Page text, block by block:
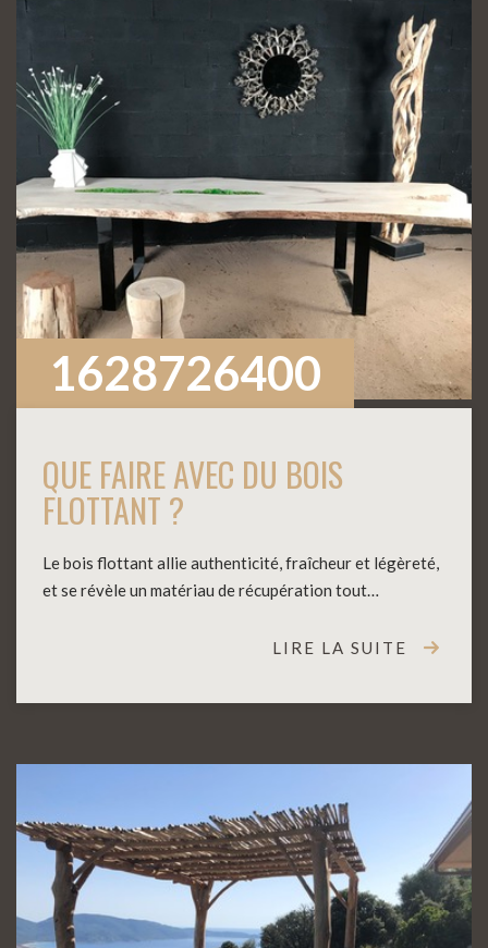
1628726400
QUE FAIRE AVEC DU BOIS
FLOTTANT ?
Le bois flottant allie authenticité, fraîcheur et légèreté,
et se révèle un matériau de récupération tout…
LIRE LA SUITE